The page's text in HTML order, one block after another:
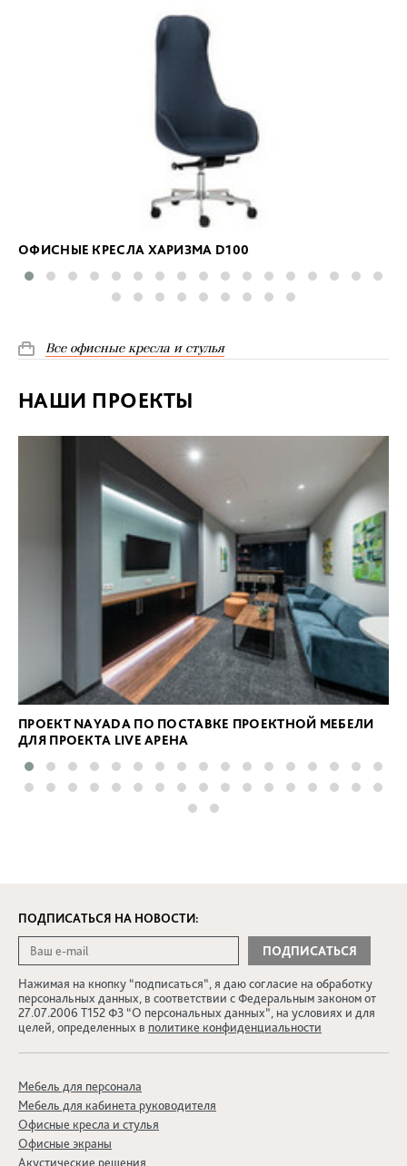
ОФИСНЫЕ КРЕСЛА ХАРИЗМА D100
Все офисные кресла и стулья
НАШИ ПРОЕКТЫ
ПРОЕКТ NAYADA ПО ПОСТАВКЕ ПРОЕКТНОЙ МЕБЕЛИ
ДЛЯ ПРОЕКТА LIVE АРЕНА
ПОДПИСАТЬСЯ НА НОВОСТИ:
Нажимая на кнопку “подписаться”, я даю согласие на обработку
персональных данных, в соответствии с Федеральным законом от
27.07.2006 Т152 ФЗ “О персональных данных”, на условиях и для
целей, определенных в политике конфиденциальности
Мебель для персонала
Мебель для кабинета руководителя
Офисные кресла и стулья
Офисные экраны
Акустические решения